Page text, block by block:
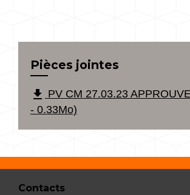
Pièces jointes
file_download PV CM 27.03.23
- 0.33Mo)
Contacts